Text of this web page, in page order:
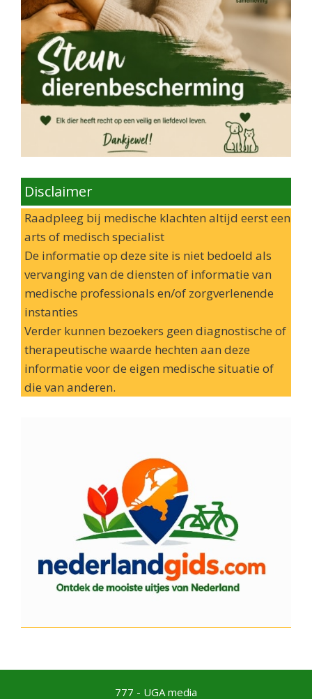
Disclaimer
Raadpleeg bij medische klachten altijd eerst een
arts of medisch specialist
De informatie op deze site is niet bedoeld als
vervanging van de diensten of informatie van
medische professionals en/of zorgverlenende
instanties
Verder kunnen bezoekers geen diagnostische of
therapeutische waarde hechten aan deze
informatie voor de eigen medische situatie of
die van anderen.
777 - UGA media